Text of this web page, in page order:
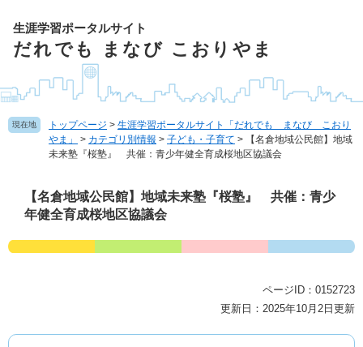
頭
生涯学習ポータルサイト
だれでも まなび こおりやま
現在地 トップページ > 生涯学習ポータルサイト「だれでも まなび こおり
やま」
> カテゴリ別情報 > 子ども・子育て >
【名倉地域公民館】地域
未来塾『桜塾』 共催：青少年健全育成桜地区協議会
【名倉地域公民館】地域未来塾『桜塾』 共催：青少
年健全育成桜地区協議会
ページID：0152723
更新日：2025年10月2日更新